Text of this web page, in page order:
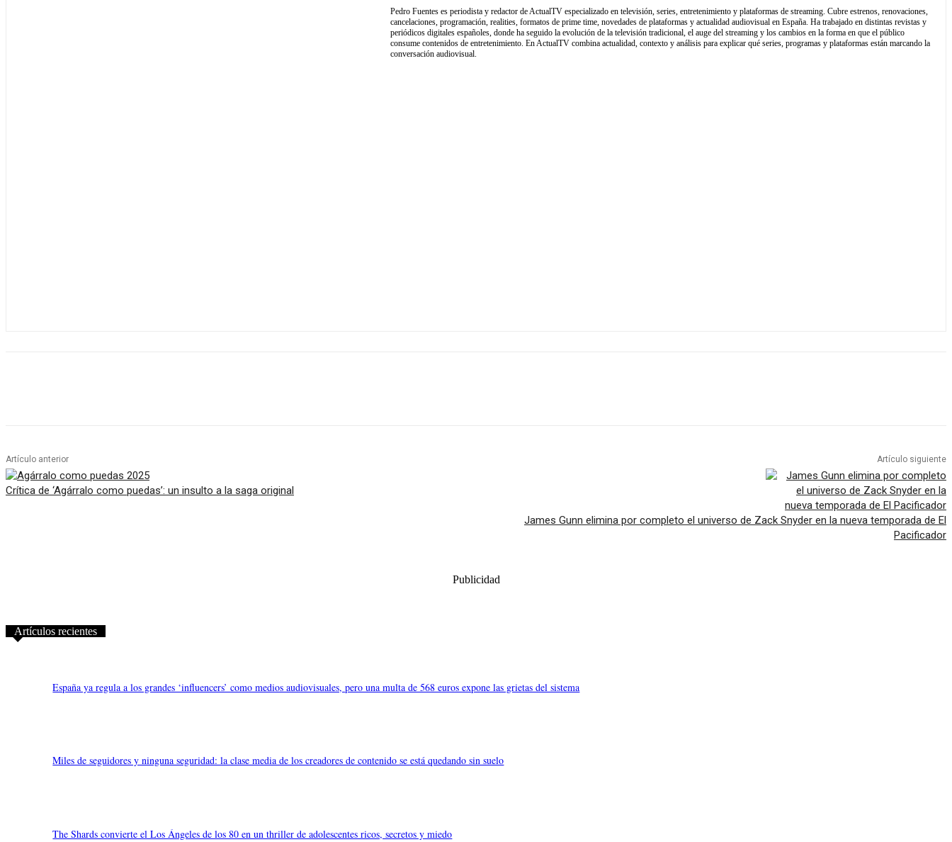
Pedro Fuentes es periodista y redactor de ActualTV especializado en televisión, series, entretenimiento y plataformas de streaming. Cubre estrenos, renovaciones,
cancelaciones, programación, realities, formatos de prime time, novedades de plataformas y actualidad audiovisual en España. Ha trabajado en distintas revistas y
periódicos digitales españoles, donde ha seguido la evolución de la televisión tradicional, el auge del streaming y los cambios en la forma en que el público
consume contenidos de entretenimiento. En ActualTV combina actualidad, contexto y análisis para explicar qué series, programas y plataformas están marcando la
conversación audiovisual.
Artículo anterior
Crítica de ‘Agárralo como puedas’: un insulto a la saga original
Artículo siguiente
James Gunn elimina por completo el universo de Zack Snyder en la nueva temporada de El
Pacificador
Publicidad
Artículos recientes
España ya regula a los grandes ‘influencers’ como medios audiovisuales, pero una multa de 568 euros expone las grietas del sistema
Miles de seguidores y ninguna seguridad: la clase media de los creadores de contenido se está quedando sin suelo
The Shards convierte el Los Ángeles de los 80 en un thriller de adolescentes ricos, secretos y miedo